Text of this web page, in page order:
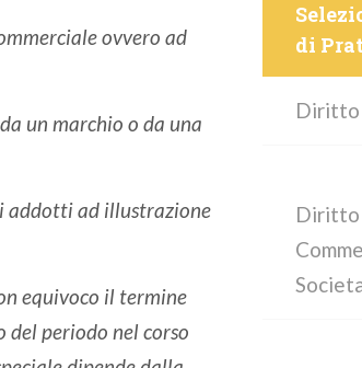
ovvero ad
un marchio o da una
addotti ad illustrazione
equivoco il termine
del periodo nel corso
di
Diritto
Diritto